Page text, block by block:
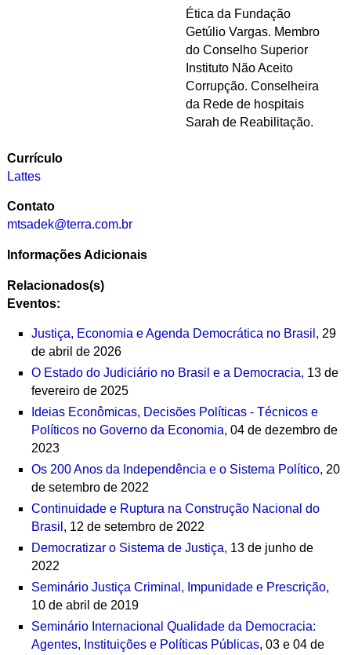
Ética da Fundação
Getúlio Vargas. Membro
do Conselho Superior
Instituto Não Aceito
Corrupção. Conselheira
da Rede de hospitais
Sarah de Reabilitação.
Currículo
Lattes
Contato
mtsadek@terra.com.br
Informações Adicionais
Relacionados(s)
Eventos:
Justiça, Economia e Agenda Democrática no Brasil,29
de abril de 2026
O Estado do Judiciário no Brasil e a Democracia, 13 de
fevereiro de 2025
Ideias Econômicas, Decisões Políticas - Técnicos e
Políticos no Governo da Economia, 04 de dezembro de
2023
Os 200 Anos da Independência e o Sistema Político, 20
de setembro de 2022
Continuidade e Ruptura na Construção Nacional do
Brasil , 12 de setembro de 2022
Democratizar o Sistema de Justiça, 13 de junho de
2022
Seminário Justiça Criminal, Impunidade e Prescrição,
10 de abril de 2019
Seminário Internacional Qualidade da Democracia:
Agentes, Instituições e Políticas Públicas, 03 e 04 de